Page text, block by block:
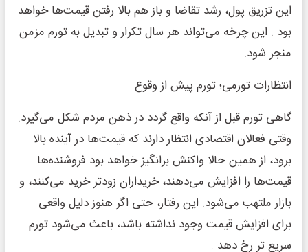
این تزریق پول، رشد تقاضا و باز هم بالا رفتن قیمت‌ها خواهد
بود . این چرخه می‌تواند هر سال تکرار و تبدیل به تورم مزمن
منجر شود.
انتظارات تورمی؛ تورم پیش از وقوع
گاهی تورم قبل از آنکه واقع گردد در ذهن مردم شکل می‌گیرد.
وقتی فعالان اقتصادی انتظار دارند که قیمت‌ها در آینده بالا
برود، از همین حالا واکنش برانگیز خواهد بود فروشنده‌ها
قیمت‌ها را افزایش می‌دهند، خریداران زودتر خرید می‌کنند، و
بازار ملتهب می‌شود. این رفتار، حتی اگر هنوز دلیل واقعی
برای افزایش قیمت وجود نداشته باشد، باعث می‌شود تورم
سریع تر رخ دهد .